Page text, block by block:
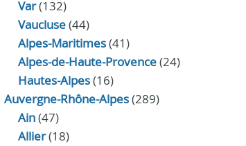
Var(132)
Vaucluse(44)
Alpes-Maritimes(41)
Alpes-de-Haute-Provence(24)
Hautes-Alpes(16)
Auvergne-Rhône-Alpes(289)
Ain(47)
Allier(18)